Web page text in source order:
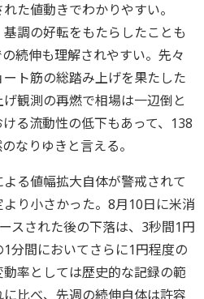
た値動きでわかりやすい。
調の好転をもたらしたことも
続伸も理解されやすい。先々
ト筋の総踏み上げを果たした
観測の再燃で相場は一辺倒と
る流動性の低下もあって、138
なりゆきと言える。
る値幅拡大自体が警戒されて
り小さかった。8月10日に米消
スされた後の下落は、3秒間1円
分間においてさらに1円程度の
率としては歴史的な記録の範
比べ、先週の続伸自体は許容